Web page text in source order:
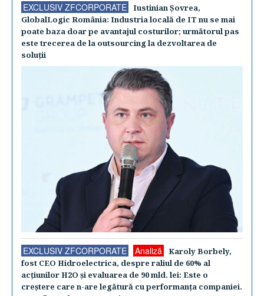
EXCLUSIV ZFCORPORATE
Iustinian Şovrea,
GlobalLogic România: Industria locală de IT nu se mai
poate baza doar pe avantajul costurilor; următorul pas
este trecerea de la outsourcing la dezvoltarea de
soluţii
EXCLUSIV ZFCORPORATE Analiză
Karoly Borbely,
fost CEO Hidroelectrica, despre raliul de 60% al
acţiunilor H2O şi evaluarea de 90 mld. lei: Este o
creştere care n-are legătură cu performanţa companiei.